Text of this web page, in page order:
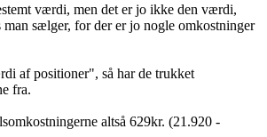
værdi, men det er jo ikke den værdi,
sælger, for der er jo nogle omkostninger
af positioner", så har de trukket
fra.
altså 629kr. (21.920 -